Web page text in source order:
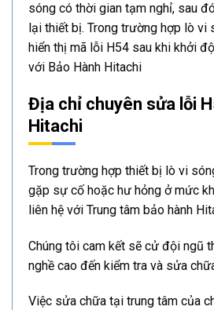
sóng có thời gian tạm nghỉ, sau
lại thiết bị. Trong trường hợp lò vi
hiển thị mã lỗi H54 sau khi khởi
với Bảo Hành Hitachi
Địa chỉ chuyên sửa lỗi
Hitachi
Trong trường hợp thiết bị lò vi
gặp sự cố hoặc hư hỏng ở mức
liên hệ với Trung tâm bảo hành
Chúng tôi cam kết sẽ cử đội ngũ
nghề cao đến kiểm tra và sửa
Việc sửa chữa tại trung tâm của